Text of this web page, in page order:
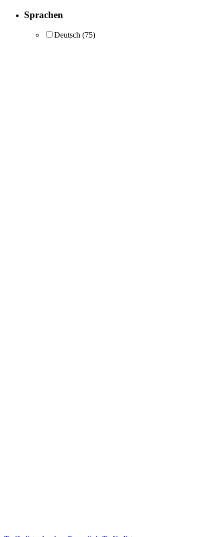
Sprachen
Deutsch (75)